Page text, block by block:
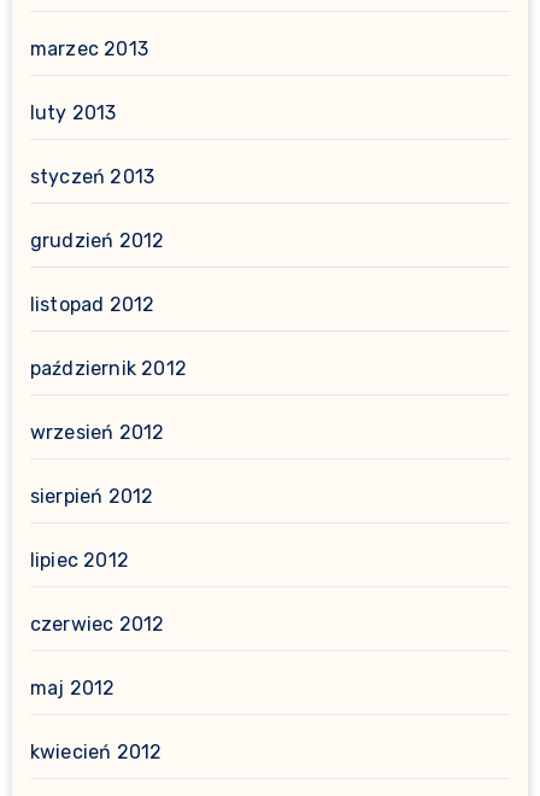
marzec 2013
luty 2013
styczeń 2013
grudzień 2012
listopad 2012
październik 2012
wrzesień 2012
sierpień 2012
lipiec 2012
czerwiec 2012
maj 2012
kwiecień 2012